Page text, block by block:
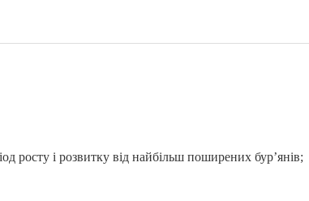
росту і розвитку від найбільш поширених бур’янів;